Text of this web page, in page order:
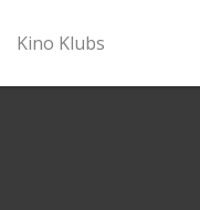
Kino Klubs